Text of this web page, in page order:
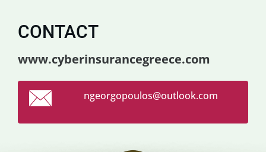
CONTACT
www.cyberinsurancegreece.com
ngeorgopoulos@outlook.com